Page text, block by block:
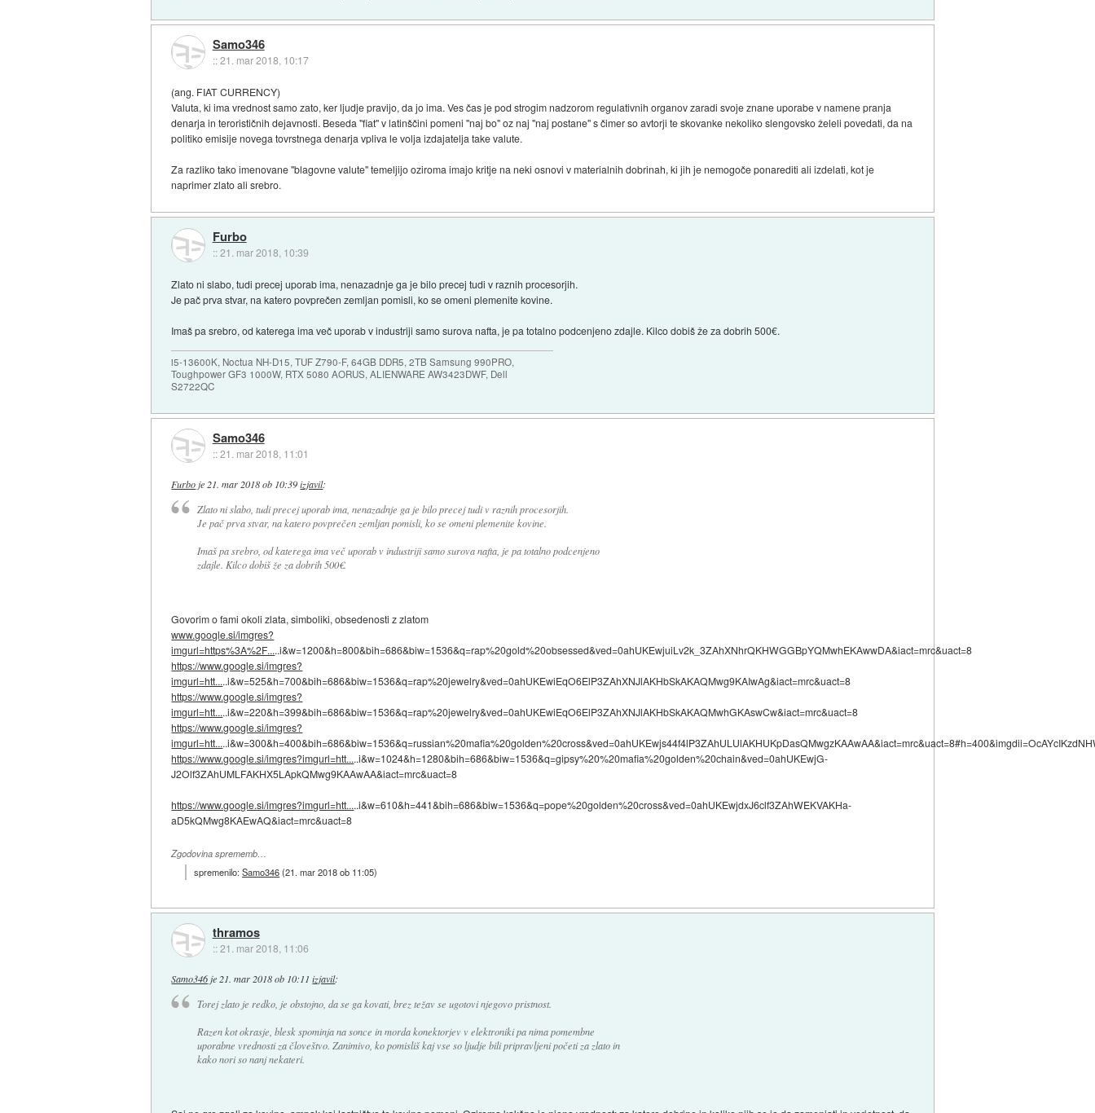
Samo346
::21. mar 2018, 10:17
(ang. FIAT CURRENCY)
Valuta, ki ima vrednost samo zato, ker ljudje pravijo, da jo ima. Ves čas je pod strogim nadzorom regulativnih organov zaradi svoje znane uporabe v namene pranja
denarja in terorističnih dejavnosti. Beseda "fiat" v latinščini pomeni "naj bo" oz naj "naj postane" s čimer so avtorji te skovanke nekoliko slengovsko želeli povedati, da na
politiko emisije novega tovrstnega denarja vpliva le volja izdajatelja take valute.
Za razliko tako imenovane "blagovne valute" temeljijo oziroma imajo kritje na neki osnovi v materialnih dobrinah, ki jih je nemogoče ponarediti ali izdelati, kot je
naprimer zlato ali srebro.
Furbo
::21. mar 2018, 10:39
Zlato ni slabo, tudi precej uporab ima, nenazadnje ga je bilo precej tudi v raznih procesorjih.
Je pač prva stvar, na katero povprečen zemljan pomisli, ko se omeni plemenite kovine.
Imaš pa srebro, od katerega ima več uporab v industriji samo surova nafta, je pa totalno podcenjeno zdajle. Kilco dobiš že za dobrih 500€.
i5-13600K, Noctua NH-D15, TUF Z790-F, 64GB DDR5, 2TB Samsung 990PRO,
Toughpower GF3 1000W, RTX 5080 AORUS, ALIENWARE AW3423DWF, Dell
S2722QC
Samo346
::21. mar 2018, 11:01
Furboje21. mar 2018 ob 10:39 izjavil:
Zlato ni slabo, tudi precej uporab ima, nenazadnje ga je bilo precej tudi v raznih procesorjih.
Je pač prva stvar, na katero povprečen zemljan pomisli, ko se omeni plemenite kovine.
Imaš pa srebro, od katerega ima več uporab v industriji samo surova nafta, je pa totalno podcenjeno
zdajle. Kilco dobiš že za dobrih 500€.
Govorim o fami okoli zlata, simboliki, obsedenosti z zlatom
www.google.si/imgres?
imgurl=https%3A%2F.....i&w=1200&h=800&bih=686&biw=1536&q=rap%20gold%20obsessed&ved=0ahUKEwjuiLv2k_3ZAhXNhrQKHWGGBpYQMwhEKAwwDA&iact=mrc&uact=8
https://www.google.si/imgres?
imgurl=htt.....i&w=525&h=700&bih=686&biw=1536&q=rap%20jewelry&ved=0ahUKEwiEqO6ElP3ZAhXNJlAKHbSkAKAQMwg9KAIwAg&iact=mrc&uact=8
https://www.google.si/imgres?
imgurl=htt.....i&w=220&h=399&bih=686&biw=1536&q=rap%20jewelry&ved=0ahUKEwiEqO6ElP3ZAhXNJlAKHbSkAKAQMwhGKAswCw&iact=mrc&uact=8
https://www.google.si/imgres?
imgurl=htt...
https://www.google.si/imgres?imgurl=htt.....i&w=1024&h=1280&bih=686&biw=1536&q=gipsy%20%20mafia%20golden%20chain&ved=0ahUKEwjG-
J2Olf3ZAhUMLFAKHX5LApkQMwg9KAAwAA&iact=mrc&uact=8
https://www.google.si/imgres?imgurl=htt.....i&w=610&h=441&bih=686&biw=1536&q=pope%20golden%20cross&ved=0ahUKEwjdxJ6clf3ZAhWEKVAKHa-
aD5kQMwg8KAEwAQ&iact=mrc&uact=8
Zgodovina sprememb…
spremenilo:Samo346(21. mar 2018 ob 11:05)
thramos
::21. mar 2018, 11:06
Samo346je21. mar 2018 ob 10:11 izjavil:
Torej zlato je redko, je obstojno, da se ga kovati, brez težav se ugotovi njegovo pristnost.
Razen kot okrasje, blesk spominja na sonce in morda konektorjev v elektroniki pa nima pomembne
uporabne vrednosti za človeštvo. Zanimivo, ko pomisliš kaj vse so ljudje bili pripravljeni početi za zlato in
kako nori so nanj nekateri.